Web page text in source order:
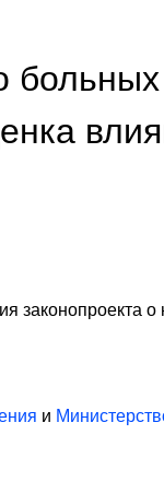
больных
законопроекта о
и